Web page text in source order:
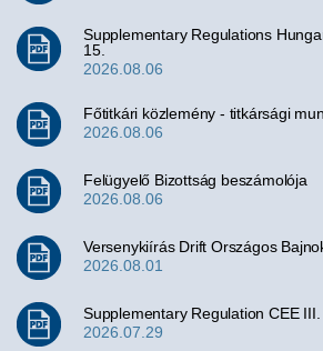
Supplementary Regulations
15.
2026.08.06
Főtitkári közlemény - titkársági
2026.08.06
Felügyelő Bizottság beszámolója
2026.08.06
Versenykiírás Drift Országos
2026.08.01
Supplementary Regulation CEE
2026.07.29